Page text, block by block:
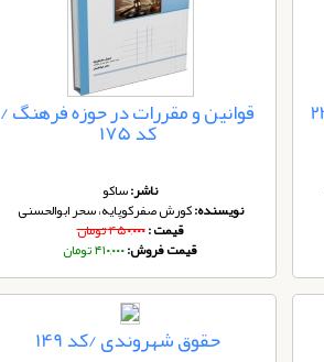
قوانین و مقررات در حوزه فرهنگ /
کد 175
ناشر:ساکو
نویسنده:کورش صفرکوپایه، سحر ابوالحسنی
قیمت :۴۵۰,۰۰۰ تومان
قیمت فروش:۴۱۰,۰۰۰ تومان
حقوق شهروندی /کد 149